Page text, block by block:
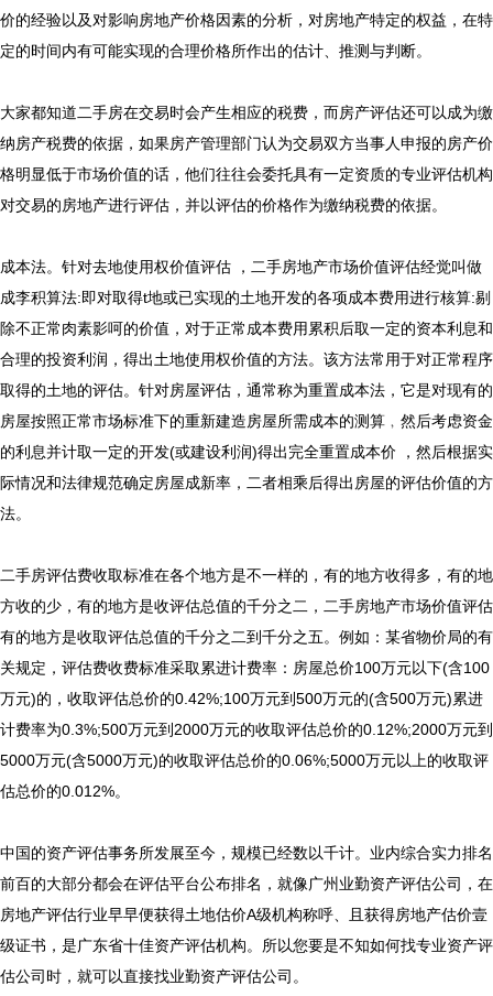
价的经验以及对影响房地产价格因素的分析，对房地产特定的权益，在特
定的时间内有可能实现的合理价格所作出的估计、推测与判断。
大家都知道二手房在交易时会产生相应的税费，而房产评估还可以成为缴
纳房产税费的依据，如果房产管理部门认为交易双方当事人申报的房产价
格明显低于市场价值的话，他们往往会委托具有一定资质的专业评估机构
对交易的房地产进行评估，并以评估的价格作为缴纳税费的依据。
成本法。针对去地使用权价值评估 ， 二手房地产市场价值评估经觉叫做
成李积算法:即对取得t地或已实现的土地开发的各项成本费用进行核算:剔
除不正常肉素影呵的价值，对于正常成本费用累积后取一定的资本利息和
合理的投资利润，得出土地使用权价值的方法。该方法常用于对正常程序
取得的土地的评估。针对房屋评估，通常称为重置成本法，它是对现有的
房屋按照正常市场标准下的重新建造房屋所需成本的测算﹐然后考虑资金
的利息并计取一定的开发(或建设利润)得出完全重置成本价 ，然后根据实
际情况和法律规范确定房屋成新率，二者相乘后得出房屋的评估价值的方
法。
二手房评估费收取标准在各个地方是不一样的，有的地方收得多，有的地
方收的少，有的地方是收评估总值的千分之二， 二手房地产市场价值评估
有的地方是收取评估总值的千分之二到千分之五。例如：某省物价局的有
关规定，评估费收费标准采取累进计费率：房屋总价100万元以下(含100
万元)的，收取评估总价的0.42%;100万元到500万元的(含500万元)累进
计费率为0.3%;500万元到2000万元的收取评估总价的0.12%;2000万元到
5000万元(含5000万元)的收取评估总价的0.06%;5000万元以上的收取评
估总价的0.012%。
中国的资产评估事务所发展至今，规模已经数以千计。业内综合实力排名
前百的大部分都会在评估平台公布排名，就像广州业勤资产评估公司，在
房地产评估行业早早便获得土地估价A级机构称呼、且获得房地产估价壹
级证书，是广东省十佳资产评估机构。所以您要是不知如何找专业资产评
估公司时，就可以直接找业勤资产评估公司。